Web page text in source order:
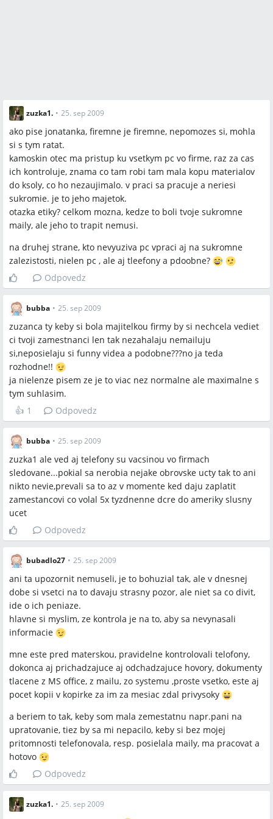
A:Diskusia odporúča prestať používať firemný mail na
súkromné účely, používať súkromný e‑mail pre osobnú
komunikáciu a skontrolovať pracovnú zmluvu a interné
pravidlá.
Závery z diskusie
Zhoda
Firemný e‑mail je vnímaný väčšinou diskutujúcich ako
majetok zamestnávateľa a mnohé firmy ho monitorujú.
Monitorovanie často zahŕňa e‑maily, hovory, prístup na web
a štatistiky tlače či kopírovania.
Zamestnanec by mal predpokladať, že firemný mail nie je
určený pre súkromnú komunikáciu.
Sporné názory
Niektorí účastníci tvrdia, že zamestnávateľ môže čítať
firemné e‑maily bez špeciálneho oznámenia, iní
argumentujú, že to porušuje listové tajomstvo garantované
ústavou.
Niektorí navrhujú súdnu cestu (žalobu) pri neoznámenom
monitorovaní, iní tvrdia, že žaloba nemusí uspieť, ak bol
súhlas implicitne alebo explicitne daný v zmluve alebo
interných predpisoch.
Otvorené otázky
Vyžaduje slovenské právo explicitné predchádzajúce
e‑mailov plne legálne?
hovorov a sledovanie telefonátov právne prípustné bez
osobitného súhlasu?
Ako presne ústavná ochrana listového tajomstva aplikuje na
elektronickú komunikáciu firemného e‑mailu bez písomného
súhlasu zamestnanca?
Spomenuté značky a firmy
Siemense
Spomenuté produkty a metódy
firemný e‑mail, interné smernice, pracovná zmluva, dodatok k
zmluve, listové tajomstvo, monitorovanie e‑mailov, nahrávanie
hovorov, monitorovanie telefónov, kamery na pracovisku,
blokovanie webových stránok, monitorovanie tlače a kopírok,
súdna žaloba
zuzka1. • 25. sep 2009
ako pise jonatanka, firemne je firemne, nepomozes si, mohla
si s tym ratat.
kamoskin otec ma pristup ku vsetkym pc vo firme, raz za cas
ich kontroluje, znama co tam robi tam mala kopu materialov
do ksoly, co ho nezaujimalo. v praci sa pracuje a neriesi
sukromie. je to jeho majetok.
otazka etiky? celkom mozna, kedze to boli tvoje sukromne
maily, ale jeho to trapit nemusi.
na druhej strane, kto nevyuziva pc vpraci aj na sukromne
zalezistosti, nielen pc , ale aj tleefony a pdoobne?
Odpovedz
bubba • 25. sep 2009
zuzanca ty keby si bola majitelkou firmy by si nechcela vediet
ci tvoji zamestnanci len tak nezahalaju nemailuju
si,neposielaju si funny videa a podobne???no ja teda
rozhodne!!
ja nielenze pisem ze je to viac nez normalne ale maximalne s
tym suhlasim.
👍 1 Odpovedz
bubba • 25. sep 2009
zuzka1 ale ved aj telefony su vacsinou vo firmach
sledovane...pokial sa nerobia nejake obrovske ucty tak to ani
nikto nevie,prevali sa to az v momente ked daju zaplatit
zamestancovi co volal 5x tyzdnenne dcre do ameriky slusny
ucet
Odpovedz
bubadlo27 • 25. sep 2009
ani ta upozornit nemuseli, je to bohuzial tak, ale v dnesnej
dobe si vsetci na to davaju strasny pozor, ale niet sa co divit,
ide o ich peniaze.
hlavne si myslim, ze kontrola je na to, aby sa nevynasali
informacie
mne este pred materskou, pravidelne kontrolovali telofony,
dokonca aj prichadzajuce aj odchadzajuce hovory, dokumenty
tlacene z MS office, z mailu, zo systemu ,proste vsetko, este aj
pocet kopii v kopirke za im za mesiac zdal privysoky
a beriem to tak, keby som mala zemestatnu napr.pani na
upratovanie, tiez by sa mi nepacilo, keby si bez mojej
pritomnosti telefonovala, resp. posielala maily, ma pracovat a
hotovo
Odpovedz
zuzka1. • 25. sep 2009